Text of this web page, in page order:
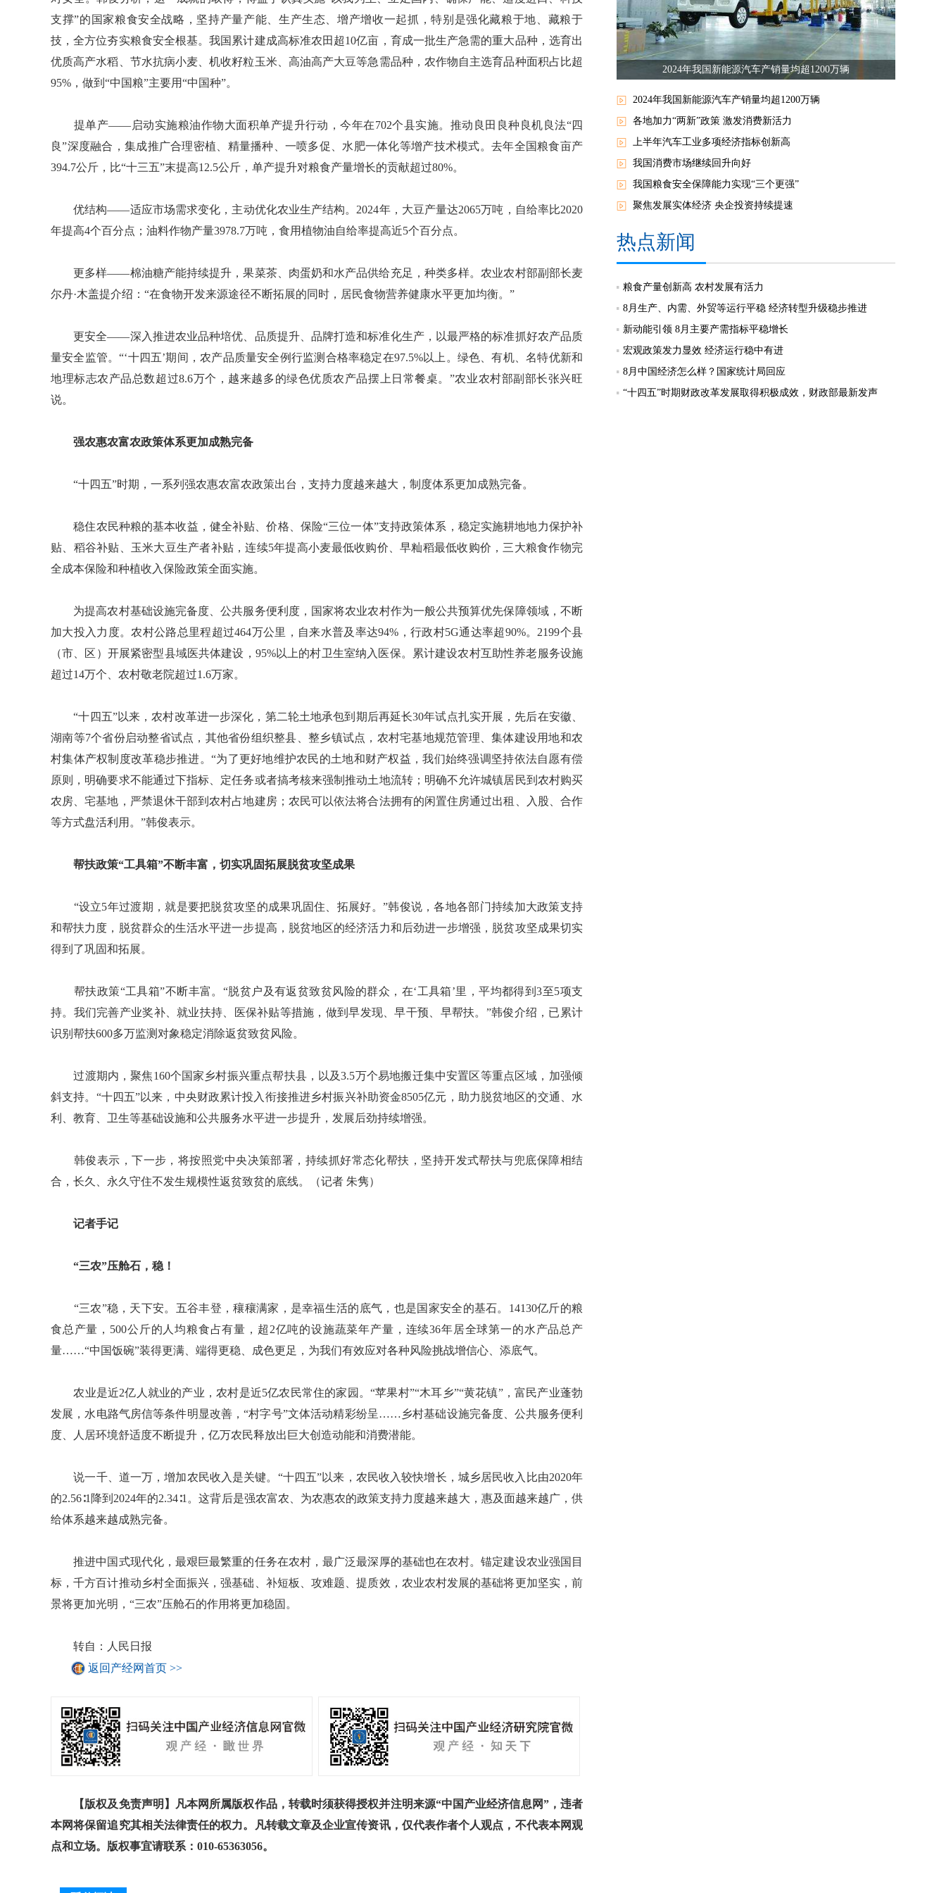
支撑”的国家粮食安全战略，坚持产量产能、生产生态、增产增收一起抓，特别是强化藏粮于地、藏粮于
技，全方位夯实粮食安全根基。我国累计建成高标准农田超10亿亩，育成一批生产急需的重大品种，选育出
优质高产水稻、节水抗病小麦、机收籽粒玉米、高油高产大豆等急需品种，农作物自主选育品种面积占比超
95%，做到“中国粮”主要用“中国种”。
提单产——启动实施粮油作物大面积单产提升行动，今年在702个县实施。推动良田良种良机良法“四
良”深度融合，集成推广合理密植、精量播种、一喷多促、水肥一体化等增产技术模式。去年全国粮食亩产
394.7公斤，比“十三五”末提高12.5公斤，单产提升对粮食产量增长的贡献超过80%。
优结构——适应市场需求变化，主动优化农业生产结构。2024年，大豆产量达2065万吨，自给率比2020
年提高4个百分点；油料作物产量3978.7万吨，食用植物油自给率提高近5个百分点。
更多样——棉油糖产能持续提升，果菜茶、肉蛋奶和水产品供给充足，种类多样。农业农村部副部长麦
尔丹·木盖提介绍：“在食物开发来源途径不断拓展的同时，居民食物营养健康水平更加均衡。”
更安全——深入推进农业品种培优、品质提升、品牌打造和标准化生产，以最严格的标准抓好农产品质
量安全监管。“‘十四五’期间，农产品质量安全例行监测合格率稳定在97.5%以上。绿色、有机、名特优新和
地理标志农产品总数超过8.6万个，越来越多的绿色优质农产品摆上日常餐桌。”农业农村部副部长张兴旺
说。
强农惠农富农政策体系更加成熟完备
“十四五”时期，一系列强农惠农富农政策出台，支持力度越来越大，制度体系更加成熟完备。
稳住农民种粮的基本收益，健全补贴、价格、保险“三位一体”支持政策体系，稳定实施耕地地力保护补
贴、稻谷补贴、玉米大豆生产者补贴，连续5年提高小麦最低收购价、早籼稻最低收购价，三大粮食作物完
全成本保险和种植收入保险政策全面实施。
为提高农村基础设施完备度、公共服务便利度，国家将农业农村作为一般公共预算优先保障领域，不断
加大投入力度。农村公路总里程超过464万公里，自来水普及率达94%，行政村5G通达率超90%。2199个县
（市、区）开展紧密型县域医共体建设，95%以上的村卫生室纳入医保。累计建设农村互助性养老服务设施
超过14万个、农村敬老院超过1.6万家。
“十四五”以来，农村改革进一步深化，第二轮土地承包到期后再延长30年试点扎实开展，先后在安徽、
湖南等7个省份启动整省试点，其他省份组织整县、整乡镇试点，农村宅基地规范管理、集体建设用地和农
村集体产权制度改革稳步推进。“为了更好地维护农民的土地和财产权益，我们始终强调坚持依法自愿有偿
原则，明确要求不能通过下指标、定任务或者搞考核来强制推动土地流转；明确不允许城镇居民到农村购买
农房、宅基地，严禁退休干部到农村占地建房；农民可以依法将合法拥有的闲置住房通过出租、入股、合作
等方式盘活利用。”韩俊表示。
帮扶政策“工具箱”不断丰富，切实巩固拓展脱贫攻坚成果
“设立5年过渡期，就是要把脱贫攻坚的成果巩固住、拓展好。”韩俊说，各地各部门持续加大政策支持
和帮扶力度，脱贫群众的生活水平进一步提高，脱贫地区的经济活力和后劲进一步增强，脱贫攻坚成果切实
得到了巩固和拓展。
帮扶政策“工具箱”不断丰富。“脱贫户及有返贫致贫风险的群众，在‘工具箱’里，平均都得到3至5项支
持。我们完善产业奖补、就业扶持、医保补贴等措施，做到早发现、早干预、早帮扶。”韩俊介绍，已累计
识别帮扶600多万监测对象稳定消除返贫致贫风险。
过渡期内，聚焦160个国家乡村振兴重点帮扶县，以及3.5万个易地搬迁集中安置区等重点区域，加强倾
斜支持。“十四五”以来，中央财政累计投入衔接推进乡村振兴补助资金8505亿元，助力脱贫地区的交通、水
利、教育、卫生等基础设施和公共服务水平进一步提升，发展后劲持续增强。
韩俊表示，下一步，将按照党中央决策部署，持续抓好常态化帮扶，坚持开发式帮扶与兜底保障相结
合，长久、永久守住不发生规模性返贫致贫的底线。（记者 朱隽）
记者手记
“三农”压舱石，稳！
“三农”稳，天下安。五谷丰登，穰穰满家，是幸福生活的底气，也是国家安全的基石。14130亿斤的粮
食总产量，500公斤的人均粮食占有量，超2亿吨的设施蔬菜年产量，连续36年居全球第一的水产品总产
量……“中国饭碗”装得更满、端得更稳、成色更足，为我们有效应对各种风险挑战增信心、添底气。
农业是近2亿人就业的产业，农村是近5亿农民常住的家园。“苹果村”“木耳乡”“黄花镇”，富民产业蓬勃
发展，水电路气房信等条件明显改善，“村字号”文体活动精彩纷呈……乡村基础设施完备度、公共服务便利
度、人居环境舒适度不断提升，亿万农民释放出巨大创造动能和消费潜能。
说一千、道一万，增加农民收入是关键。“十四五”以来，农民收入较快增长，城乡居民收入比由2020年
的2.56∶1降到2024年的2.34∶1。这背后是强农富农、为农惠农的政策支持力度越来越大，惠及面越来越广，供
给体系越来越成熟完备。
推进中国式现代化，最艰巨最繁重的任务在农村，最广泛最深厚的基础也在农村。锚定建设农业强国目
标，千方百计推动乡村全面振兴，强基础、补短板、攻难题、提质效，农业农村发展的基础将更加坚实，前
景将更加光明，“三农”压舱石的作用将更加稳固。
转自：人民日报
返回产经网首页 >>
【版权及免责声明】凡本网所属版权作品，转载时须获得授权并注明来源“中国产业经济信息网”，违者
本网将保留追究其相关法律责任的权力。凡转载文章及企业宣传资讯，仅代表作者个人观点，不代表本网观
点和立场。版权事宜请联系：010-65363056。
2024年我国新能源汽车产销量均超1200万辆
2024年我国新能源汽车产销量均超1200万辆
各地加力“两新”政策 激发消费新活力
上半年汽车工业多项经济指标创新高
我国消费市场继续回升向好
我国粮食安全保障能力实现“三个更强”
聚焦发展实体经济 央企投资持续提速
热点新闻
粮食产量创新高 农村发展有活力
8月生产、内需、外贸等运行平稳 经济转型升级稳步推进
新动能引领 8月主要产需指标平稳增长
宏观政策发力显效 经济运行稳中有进
8月中国经济怎么样？国家统计局回应
“十四五”时期财政改革发展取得积极成效，财政部最新发声